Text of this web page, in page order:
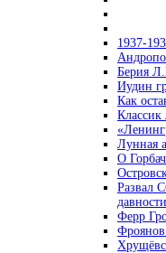
1937-
Берия
Иудин
Как
Лунная
О
Развал
давности
Ферр